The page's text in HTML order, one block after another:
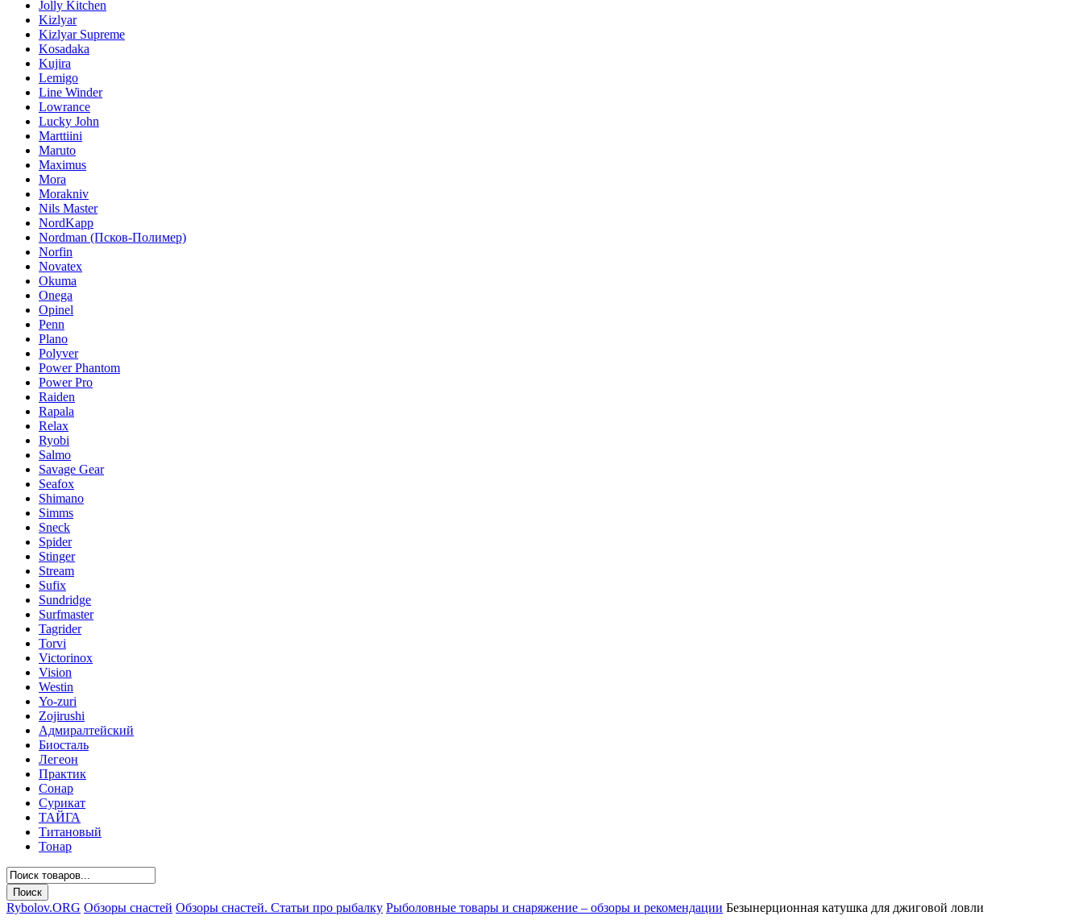
Jolly Kitchen
Kizlyar
Kizlyar Supreme
Kosadaka
Kujira
Lemigo
Line Winder
Lowrance
Lucky John
Marttiini
Maruto
Maximus
Mora
Morakniv
Nils Master
NordKapp
Nordman (Псков-Полимер)
Norfin
Novatex
Okuma
Onega
Opinel
Penn
Plano
Polyver
Power Phantom
Power Pro
Raiden
Rapala
Relax
Ryobi
Salmo
Savage Gear
Seafox
Shimano
Simms
Sneck
Spider
Stinger
Stream
Sufix
Sundridge
Surfmaster
Tagrider
Torvi
Victorinox
Vision
Westin
Yo-zuri
Zojirushi
Адмиралтейский
Биосталь
Легеон
Практик
Сонар
Сурикат
ТАЙГА
Титановый
Тонар
Rybolov.ORG Обзоры снастей Обзоры снастей. Статьи про рыбалку Рыболовные товары и снаряжение – обзоры и рекомендации Безынерционная катушка для джиговой ловли